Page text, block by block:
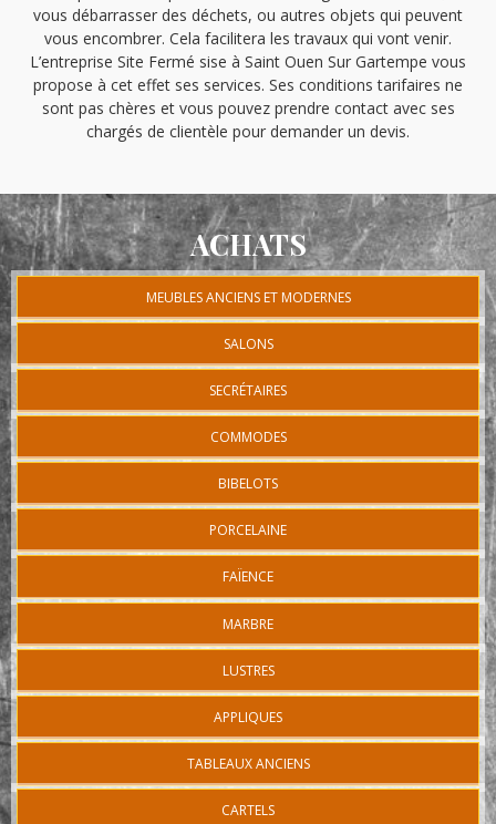
vous débarrasser des déchets, ou autres objets qui peuvent
vous encombrer. Cela facilitera les travaux qui vont venir.
L’entreprise Site Fermé sise à Saint Ouen Sur Gartempe vous
propose à cet effet ses services. Ses conditions tarifaires ne
sont pas chères et vous pouvez prendre contact avec ses
chargés de clientèle pour demander un devis.
ACHATS
MEUBLES ANCIENS ET MODERNES
SALONS
SECRÉTAIRES
COMMODES
BIBELOTS
PORCELAINE
FAÏENCE
MARBRE
LUSTRES
APPLIQUES
TABLEAUX ANCIENS
CARTELS